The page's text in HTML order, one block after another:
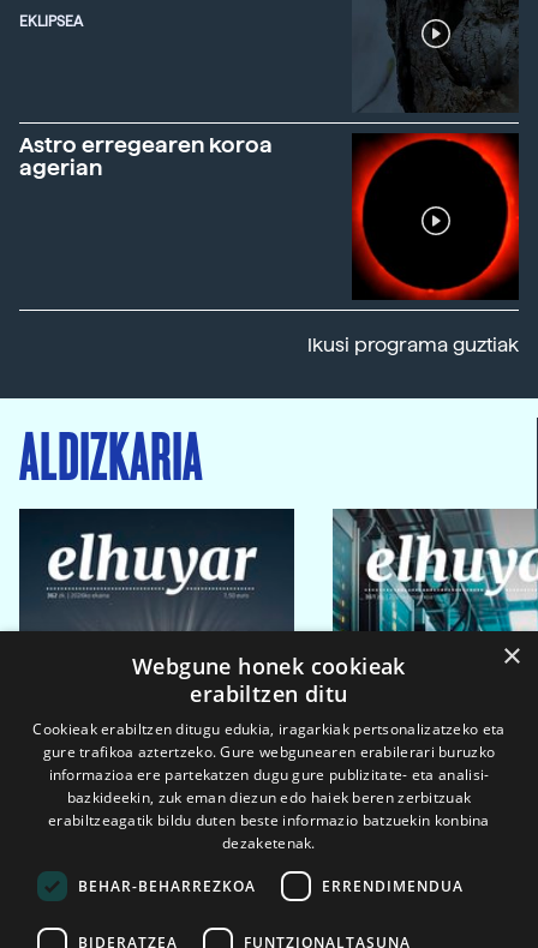
EKLIPSEA
Astro erregearen koroa
agerian
Ikusi programa guztiak
ALDIZKARIA
×
Webgune honek cookieak
erabiltzen ditu
Cookieak erabiltzen ditugu edukia, iragarkiak pertsonalizatzeko eta
gure trafikoa aztertzeko. Gure webgunearen erabilerari buruzko
informazioa ere partekatzen dugu gure publizitate- eta analisi-
bazkideekin, zuk eman diezun edo haiek beren zerbitzuak
erabiltzeagatik bildu duten beste informazio batzuekin konbina
dezaketenak.
BEHAR-BEHARREZKOA ERRENDIMENDUA
BIDERATZEA FUNTZIONALTASUNA